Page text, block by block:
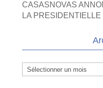
CASASNOVAS
LA PRESIDENTIELLE
Archives